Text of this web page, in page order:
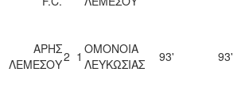
ΑΡΗΣ
ΛΕΜΕΣΟΥ2 1 ΟΜΟΝΟΙΑ
ΛΕΥΚΩΣΙΑΣ
93' 93'